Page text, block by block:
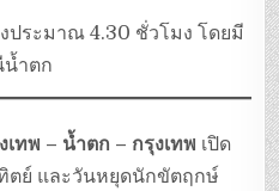
ประมาณ 4.30 ชั่วโมง โดยมี
น้ำตก
เทพ – น้ำตก – กรุงเทพ เปิด
ตย์ และวันหยุดนักขัตฤกษ์